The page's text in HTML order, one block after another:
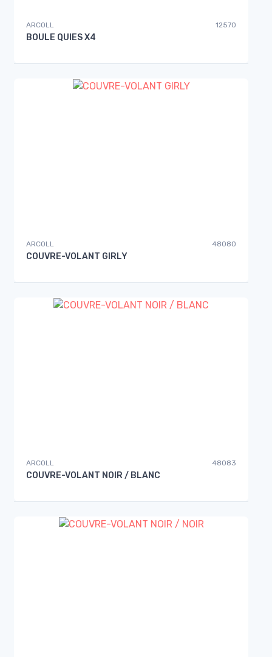
ARCOLL 12570
BOULE QUIES X4
ARCOLL 48080
COUVRE-VOLANT GIRLY
ARCOLL 48083
COUVRE-VOLANT NOIR / BLANC